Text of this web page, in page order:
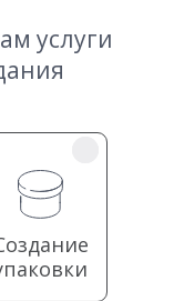
услуги